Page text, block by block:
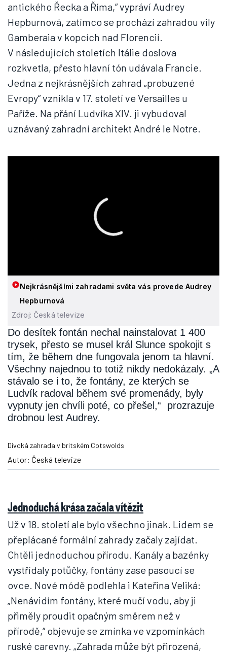
antického Řecka a Říma,“ vypráví Audrey
Hepburnová, zatímco se prochází zahradou vily
Gamberaia v kopcích nad Florencií.
V následujících stoletích Itálie doslova
rozkvetla, přesto hlavní tón udávala Francie.
Jedna z nejkrásnějších zahrad „probuzené
Evropy“ vznikla v 17. století ve Versailles u
Paříže. Na přání Ludvíka XIV. ji vybudoval
uznávaný zahradní architekt André le Notre.
Nejkrásnějšími zahradami světa vás provede Audrey
Hepburnová
Zdroj: Česká televize
Do desítek fontán nechal nainstalovat 1 400
trysek, přesto se musel král Slunce spokojit s
tím, že během dne fungovala jenom ta hlavní.
Všechny najednou to totiž nikdy nedokázaly. „A
stávalo se i to, že fontány, ze kterých se
Ludvík radoval během své promenády, byly
vypnuty jen chvíli poté, co přešel,“ prozrazuje
drobnou lest Audrey.
Divoká zahrada v britském Cotswolds
Autor: Česká televize
Jednoduchá krása začala vítězit
Už v 18. století ale bylo všechno jinak. Lidem se
přeplácané formální zahrady začaly zajídat.
Chtěli jednoduchou přírodu. Kanály a bazénky
vystřídaly potůčky, fontány zase pasoucí se
ovce. Nové módě podlehla i Kateřina Veliká:
„Nenávidím fontány, které mučí vodu, aby ji
přiměly proudit opačným směrem než v
přírodě,“ objevuje se zmínka ve vzpomínkách
ruské carevny. „Zahrada může být přirozená,